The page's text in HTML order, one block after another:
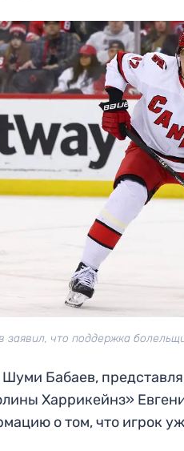
заявил, что поддержка
Шуми Бабаев,
Харрикейнз»
о том, что игрок